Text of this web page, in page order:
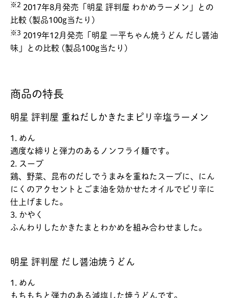
※2 2017年8月発売「明星 評判屋 わかめラーメン」との
比較 (製品100g当たり)
※3 2019年12月発売「明星 一平ちゃん焼うどん だし醤油
味」との比較 (製品100g当たり)
商品の特長
明星 評判屋 重ねだしかきたまピリ辛塩ラーメン
1. めん
適度な締りと弾力のあるノンフライ麺です。
2. スープ
鶏、野菜、昆布のだしでうまみを重ねたスープに、にん
にくのアクセントとごま油を効かせたオイルでピリ辛に
仕上げました。
3. かやく
ふんわりしたかきたまとわかめを組み合わせました。
明星 評判屋 だし醤油焼うどん
1. めん
もちもちと弾力のある減塩した焼うどんです。